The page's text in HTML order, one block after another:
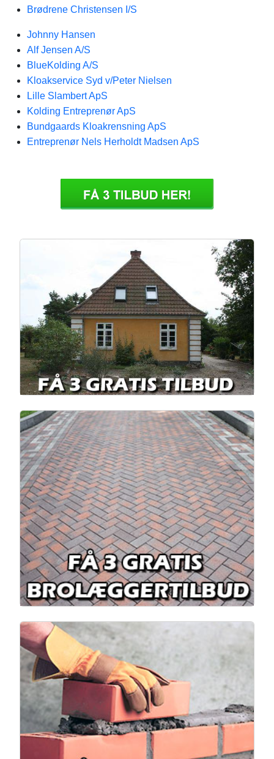
Brødrene Christensen I/S
Johnny Hansen
Alf Jensen A/S
BlueKolding A/S
Kloakservice Syd v/Peter Nielsen
Lille Slambert ApS
Kolding Entreprenør ApS
Bundgaards Kloakrensning ApS
Entreprenør Nels Herholdt Madsen ApS